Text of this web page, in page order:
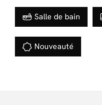
Salle de bain
Nouveauté